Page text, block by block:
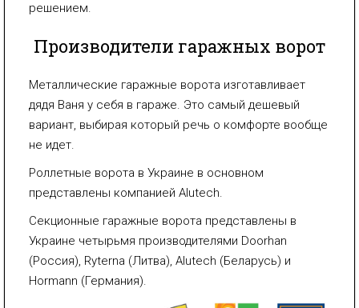
решением.
Производители гаражных ворот
Металлические гаражные ворота изготавливает
дядя Ваня у себя в гараже. Это самый дешевый
вариант, выбирая который речь о комфорте вообще
не идет.
Роллетные ворота в Украине в основном
представлены компанией Alutech.
Секционные гаражные ворота представлены в
Украине четырьмя производителями Doorhan
(Россия), Ryterna (Литва), Alutech (Беларусь) и
Hormann (Германия).